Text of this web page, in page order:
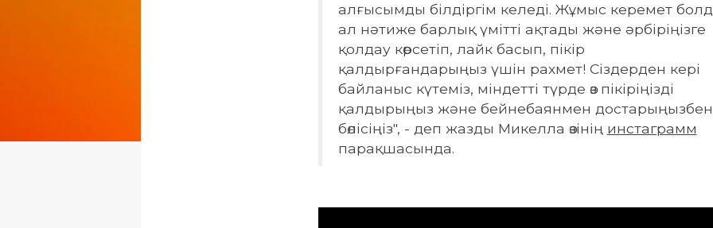
алғысымды білдіргім келеді. Жұмыс керемет
ал нәтиже барлық үмітті ақтады және әрбіріңізге
қолдау көрсетіп, лайк басып, пікір
қалдырғандарыңыз үшін рахмет! Сіздерден кері
байланыс күтеміз, міндетті түрде өз пікіріңізді
қалдырыңыз және бейнебаянмен достарыңызбен
бөлісіңіз", - деп жазды Микелла өзінің инстаграмм
парақшасында.